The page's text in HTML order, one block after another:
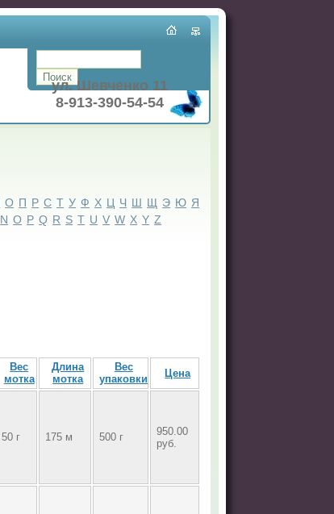
ул. Шевченко 11
8-913-390-54-54
О П Р С Т У Ф Х Ц Ч Ш Щ Э Ю Я
N O P Q R S T U V W X Y Z
Вес
мотка
Длина
мотка
Вес
упаковки
Цена
50 г 175 м 500 г
950.00
руб.